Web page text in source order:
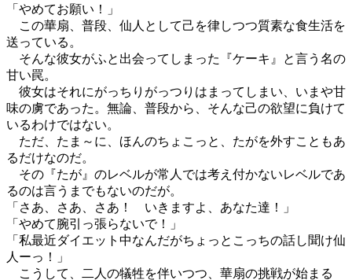
「やめてお願い！」
この華扇、普段、仙人として己を律しつつ質素な食生活を
送っている。
そんな彼女がふと出会ってしまった『ケーキ』と言う名の
甘い罠。
彼女はそれにがっちりがっつりはまってしまい、いまや甘
味の虜であった。無論、普段から、そんな己の欲望に負けて
いるわけではない。
ただ、たま～に、ほんのちょこっと、たがを外すこともあ
るだけなのだ。
その『たが』のレベルが常人では考え付かないレベルであ
るのは言うまでもないのだが。
「さあ、さあ、さあ！ いきますよ、あなた達！」
「やめて腕引っ張らないで！」
「私最近ダイエット中なんだがちょっとこっちの話し聞け仙
人ーっ！」
こうして、二人の犠牲を伴いつつ、華扇の挑戦が始まる